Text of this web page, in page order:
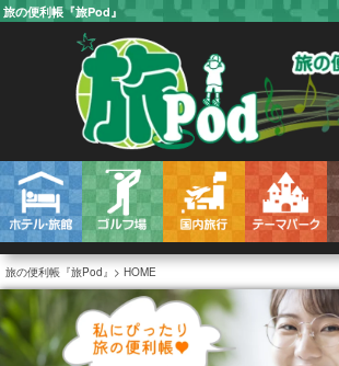
旅の便利帳『旅Pod』
旅の便利帳『旅Pod』 HOME